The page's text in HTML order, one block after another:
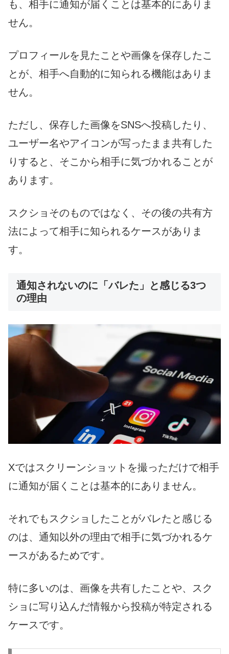
も、相手に通知が届くことは基本的にありま
せん。
プロフィールを見たことや画像を保存したこ
とが、相手へ自動的に知られる機能はありま
せん。
ただし、保存した画像をSNSへ投稿したり、
ユーザー名やアイコンが写ったまま共有した
りすると、そこから相手に気づかれることが
あります。
スクショそのものではなく、その後の共有方
法によって相手に知られるケースがありま
す。
通知されないのに「バレた」と感じる3つ
の理由
Xではスクリーンショットを撮っただけで相手
に通知が届くことは基本的にありません。
それでもスクショしたことがバレたと感じる
のは、通知以外の理由で相手に気づかれるケ
ースがあるためです。
特に多いのは、画像を共有したことや、スク
ショに写り込んだ情報から投稿が特定される
ケースです。